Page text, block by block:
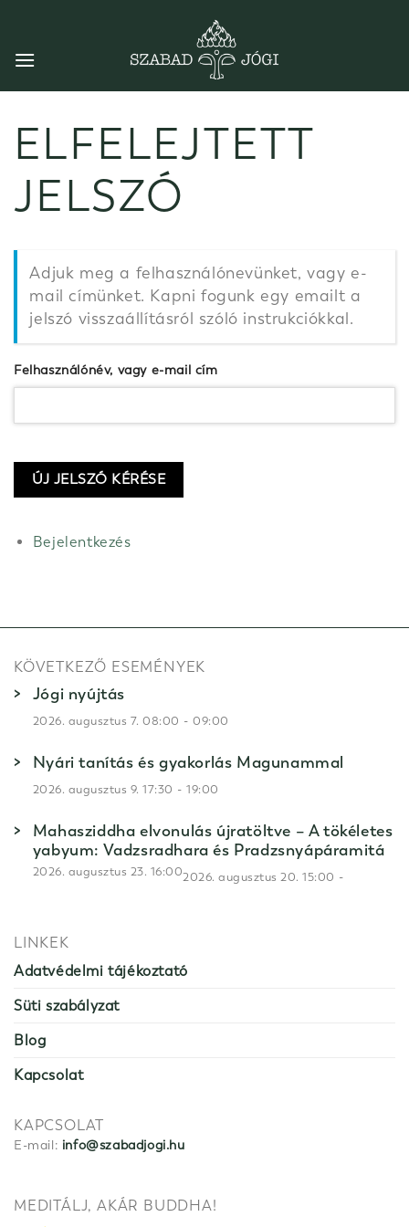
content
ELFELEJTETT
JELSZÓ
Adjuk meg a felhasználónevünket, vagy e-
mail címünket. Kapni fogunk egy emailt a
jelszó visszaállításról szóló instrukciókkal.
Felhasználónév, vagy e-mail cím
ÚJ JELSZÓ KÉRÉSE
Bejelentkezés
KÖVETKEZŐ ESEMÉNYEK
Jógi nyújtás
2026. augusztus 7. 08:00 -09:00
Nyári tanítás és gyakorlás Magunammal
2026. augusztus 9. 17:30 -19:00
Mahasziddha elvonulás újratöltve – A tökéletes
yabyum: Vadzsradhara és Pradzsnyápáramitá
2026. augusztus 20. 15:00 -
2026. augusztus 23. 16:00
LINKEK
Adatvédelmi tájékoztató
Süti szabályzat
Blog
Kapcsolat
KAPCSOLAT
E-mail: info@szabadjogi.hu
MEDITÁLJ, AKÁR BUDDHA!